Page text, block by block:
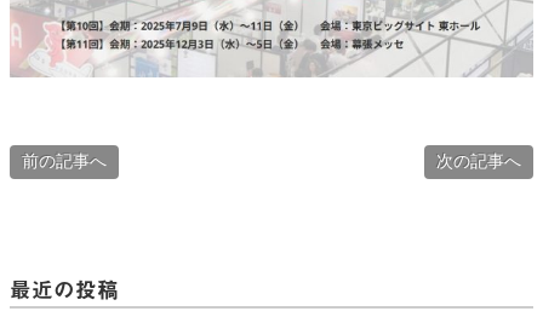
前の記事へ 次の記事へ
最近の投稿